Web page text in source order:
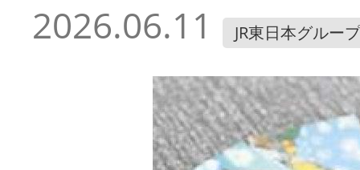
2026.06.11 JR東日本グループ